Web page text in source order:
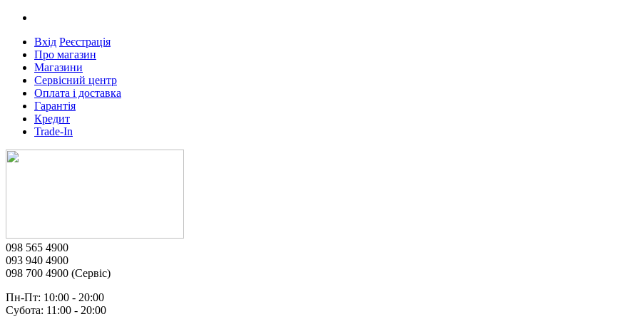
Вхід Реєстрація
Про магазин
Магазини
Сервісний центр
Оплата і доставка
Гарантія
Кредит
Trade-In
098 565 4900
093 940 4900
098 700 4900 (Сервіс)
Пн-Пт: 10:00 - 20:00
Субота: 11:00 - 20:00